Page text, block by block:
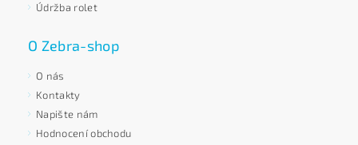
Údržba rolet
O Zebra-shop
O nás
Kontakty
Napište nám
Hodnocení obchodu